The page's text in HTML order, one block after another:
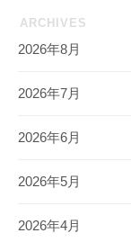
ARCHIVES
2026年8月
2026年7月
2026年6月
2026年5月
2026年4月